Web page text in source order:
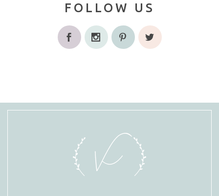
FOLLOW US